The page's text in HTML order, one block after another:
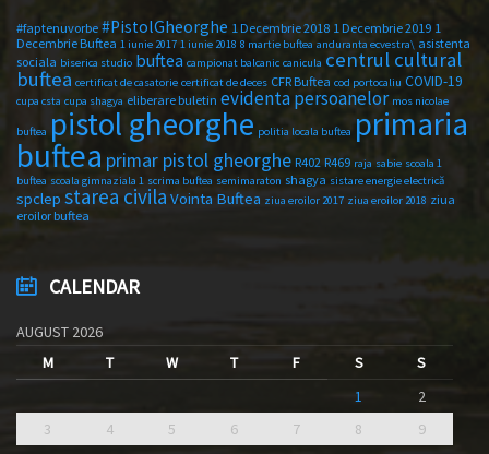
#faptenuvorbe #PistolGheorghe 1 Decembrie 2018 1 Decembrie 2019 1
Decembrie Buftea 1 iunie 2017 1 iunie 2018 8 martie buftea anduranta ecvestra\ asistenta
sociala biserica studio buftea campionat balcanic canicula centrul cultural
buftea certificat de casatorie certificat de deces CFR Buftea cod portocaliu COVID-19
cupa csta cupa shagya eliberare buletin evidenta persoanelor mos nicolae
buftea pistol gheorghe politia locala buftea primaria
buftea primar pistol gheorghe R402 R469 raja sabie scoala 1
buftea scoala gimnaziala 1 scrima buftea semimaraton shagya sistare energie electrică
spclep starea civila Vointa Buftea ziua eroilor 2017 ziua eroilor 2018 ziua
eroilor buftea
CALENDAR
AUGUST 2026
M
T W T F S
S
1
2
3
4 5 6 7 8
9